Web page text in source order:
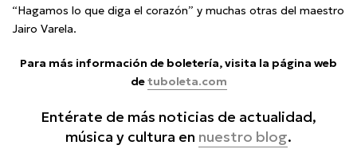
“Hagamos lo que diga el corazón” y muchas otras del maestro
Jairo Varela.
Para más información de boletería, visita la página web
detuboleta.com
Entérate de más noticias de actualidad,
música y cultura en nuestro blog.